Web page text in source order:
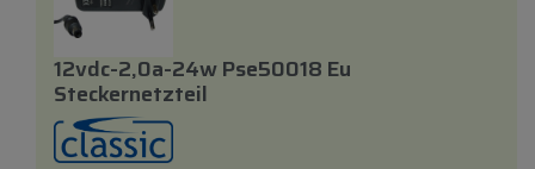
12vdc-2,0a-24w Pse50018 Eu
Steckernetzteil